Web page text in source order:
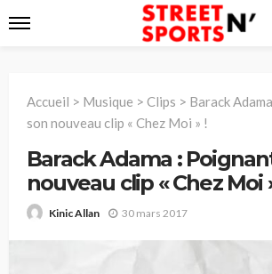
Accueil > Musique > Clips > Barack
son nouveau clip « Chez Moi » !
Barack Adama :
nouveau clip « Chez Moi
Kinic Allan 30 mars 2017